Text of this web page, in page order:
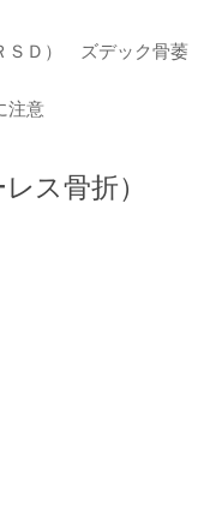
ＳＤ） ズデック骨萎
注意
ス骨折）